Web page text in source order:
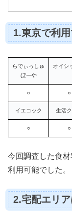
1.東京で利
らでぃっしゅ
ぼーや
オイシ
○ ○
イエコック 生活
○ ○
今回調査した食
利用可能でした。
2.宅配エリ